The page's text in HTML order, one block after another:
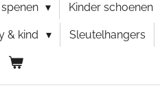
Kinder schoenen
& kind Sleutelhangers